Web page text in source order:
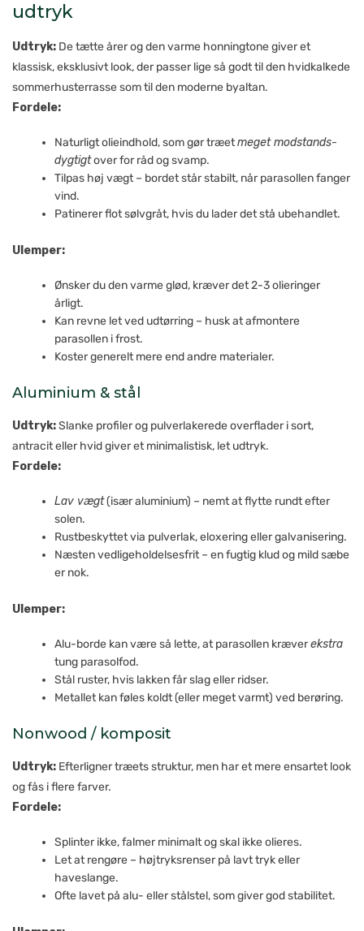
udtryk
Udtryk: De tætte årer og den varme honningtone giver et
klassisk, eksklusivt look, der passer lige så godt til den hvidkalkede
sommerhus­terrasse som til den moderne byaltan.
Fordele:
Naturligt olieindhold, som gør træetmeget modstands­
dygtigtover for råd og svamp.
Tilpas høj vægt – bordet står stabilt, når parasollen fanger
vind.
Patinerer flot sølvgråt, hvis du lader det stå ubehandlet.
Ulemper:
Ønsker du den varme glød, kræver det 2-3 olieringer
årligt.
Kan revne let ved udtørring – husk at afmontere
parasollen i frost.
Koster generelt mere end andre materialer.
Aluminium & stål
Udtryk:Slanke profiler og pulver­lakerede overflader i sort,
antracit eller hvid giver et minimalistisk, let udtryk.
Fordele:
Lav vægt(især aluminium) – nemt at flytte rundt efter
solen.
Rustbeskyttet via pulverlak, eloxering eller galvanisering.
Næsten vedligeholdelsesfrit – en fugtig klud og mild sæbe
er nok.
Ulemper:
Alu-borde kan være så lette, at parasollen kræverekstra
tung parasolfod.
Stål ruster, hvis lakken får slag eller ridser.
Metallet kan føles koldt (eller meget varmt) ved berøring.
Nonwood / komposit
Udtryk: Efterligner træets struktur, men har et mere ensartet look
og fås i flere farver.
Fordele:
Splinter ikke, falmer minimalt og skal ikke olieres.
Let at rengøre – højtryksrenser på lavt tryk eller
haveslange.
Ofte lavet på alu- eller stålstel, som giver god stabilitet.